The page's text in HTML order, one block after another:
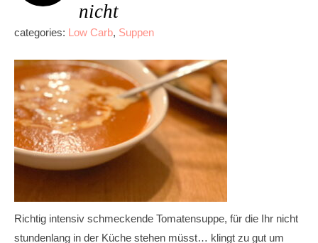
nicht
categories: Low Carb, Suppen
Richtig intensiv schmeckende Tomatensuppe, für die Ihr nicht
stundenlang in der Küche stehen müsst… klingt zu gut um